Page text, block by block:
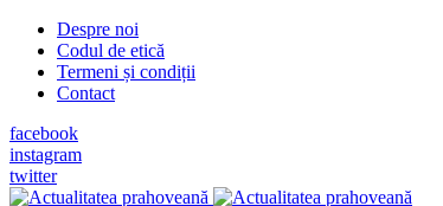
Despre noi
Codul de etică
Termeni și condiții
Contact
facebook
instagram
twitter